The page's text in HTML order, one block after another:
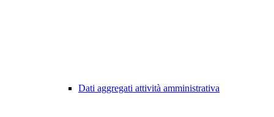
Dati aggregati attività amministrativa